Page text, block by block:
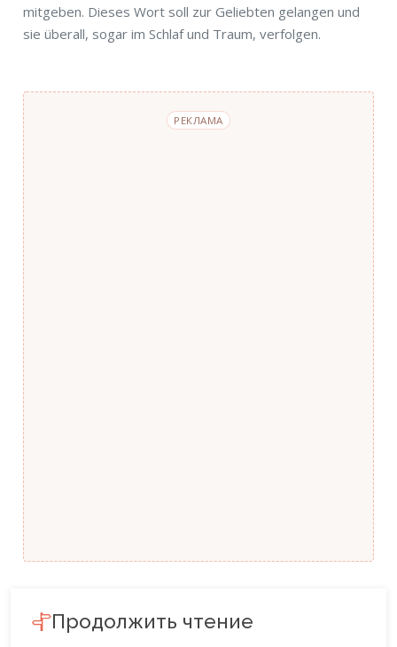
mitgeben. Dieses Wort soll zur Geliebten gelangen und
sie überall, sogar im Schlaf und Traum, verfolgen.
РЕКЛАМА
Продолжить чтение